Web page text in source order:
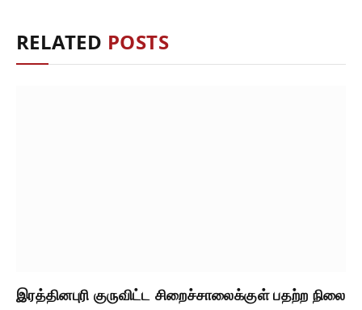
RELATED POSTS
இரத்தினபுரி குருவிட்ட சிறைச்சாலைக்குள் பதற்ற நிலை